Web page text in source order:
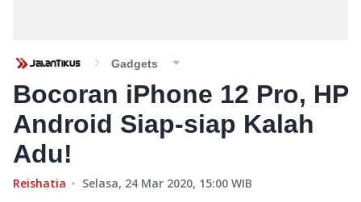
Gadgets
Bocoran iPhone 12 Pro, HP
Android Siap-siap Kalah
Adu!
Reishatia Selasa, 24 Mar 2020, 15:00 WIB